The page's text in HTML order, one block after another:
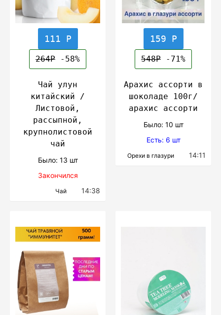
111 Р
264Р -58%
Чай улун
китайский /
Листовой,
рассыпной,
крупнолистовой
чай
Было: 13 шт
Закончился
Чай 14:38
159 Р
548Р -71%
Арахис ассорти в
шоколаде 100г/
арахис ассорти
Было: 10 шт
Есть: 6 шт
Орехи в глазури 14:11